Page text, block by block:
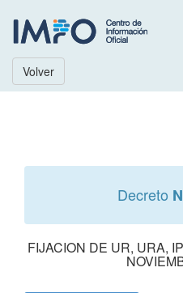
Volver
Decreto
FIJACION DE UR, URA,